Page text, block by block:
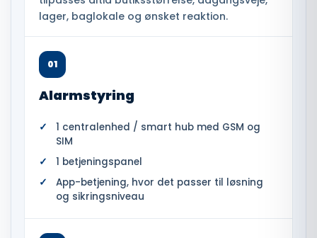
lager, baglokale og ønsket reaktion.
01
Alarmstyring
1 centralenhed / smart hub med GSM og
SIM
1 betjeningspanel
App-betjening, hvor det passer til løsning
og sikringsniveau